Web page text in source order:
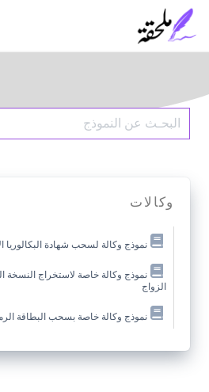
Search
وكالات
نموذج وكالة لسحب شهادة البكالوريا
نموذج وكالة خاصة لاستخراج النسخة
الزواج
نموذج وكالة خاصة بسحب البطاقة